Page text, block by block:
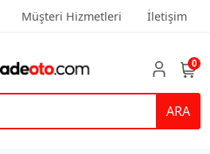
Müşteri Hizmetleri İletişim
ARA
0